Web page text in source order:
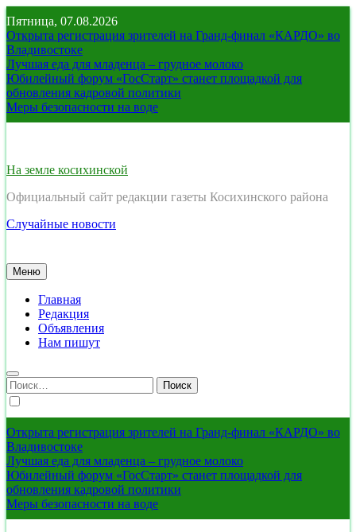
Перейти
к
содержимому
Пятница, 07.08.2026
Открыта регистрация зрителей на Гранд-финал «КАРДО» во
Владивостоке
Лучшая еда для младенца – грудное молоко
Юбилейный форум «ГосСтарт» станет площадкой для
обновления кадровой политики
Меры безопасности на воде
На земле косихинской
Официальный сайт редакции газеты Косихинского района
Случайные новости
Меню
Главная
Редакция
Объявления
Нам пишут
Найти:
Открыта регистрация зрителей на Гранд-финал «КАРДО» во
Владивостоке
Лучшая еда для младенца – грудное молоко
Юбилейный форум «ГосСтарт» станет площадкой для
обновления кадровой политики
Меры безопасности на воде